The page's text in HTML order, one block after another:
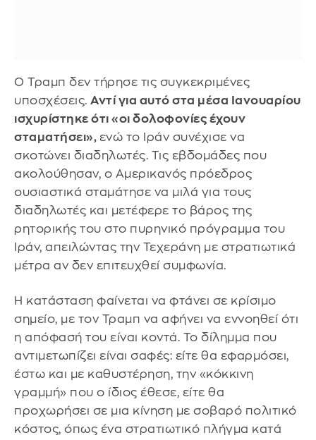
Ο Τραμπ δεν τήρησε τις συγκεκριμένες
υποσχέσεις. Αντί για αυτό στα μέσα Ιανουαρίου
ισχυρίστηκε ότι «οι δολοφονίες έχουν
σταματήσει», ενώ το Ιράν συνέχισε να
σκοτώνει διαδηλωτές. Τις εβδομάδες που
ακολούθησαν, ο Αμερικανός πρόεδρος
ουσιαστικά σταμάτησε να μιλά για τους
διαδηλωτές και μετέφερε το βάρος της
ρητορικής του στο πυρηνικό πρόγραμμα του
Ιράν, απειλώντας την Τεχεράνη με στρατιωτικά
μέτρα αν δεν επιτευχθεί συμφωνία.
Η κατάσταση φαίνεται να φτάνει σε κρίσιμο
σημείο, με τον Τραμπ να αφήνει να εννοηθεί ότι
η απόφασή του είναι κοντά. Το δίλημμα που
αντιμετωπίζει είναι σαφές: είτε θα εφαρμόσει,
έστω και με καθυστέρηση, την «κόκκινη
γραμμή» που ο ίδιος έθεσε, είτε θα
προχωρήσει σε μια κίνηση με σοβαρό πολιτικό
κόστος, όπως ένα στρατιωτικό πλήγμα κατά